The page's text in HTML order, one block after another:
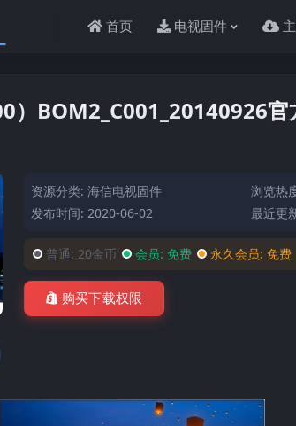
首页 电视固件
）BOM2_C001_20140926官
资源分类:海信电视固件
浏览热
发布时间: 2020-06-02
最近更
普通: 20金币 会员: 免费 永久会员:免费
购买下载权限